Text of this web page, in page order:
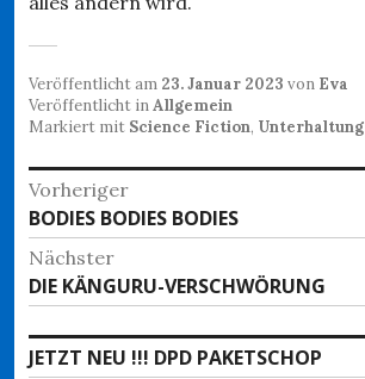
Veröffentlicht am 23. Januar 2023 von Eva
Veröffentlicht inAllgemein
Markiert mit Science Fiction, Unterhaltung
Beitragsnavigation
Vorheriger
Vorheriger
Beitrag:
BODIES BODIES BODIES
Nächster
Nächster
Beitrag:
DIE KÄNGURU-VERSCHWÖRUNG
JETZT NEU !!! DPD PAKETSCHOP